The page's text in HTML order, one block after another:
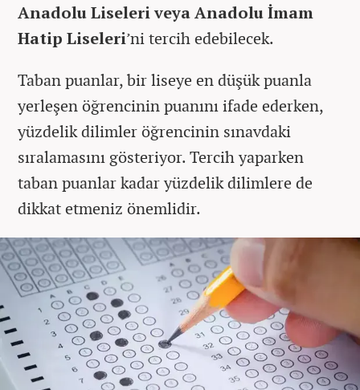
Anadolu Liseleri veya Anadolu İmam
Hatip Liseleri’ni tercih edebilecek.
Taban puanlar, bir liseye en düşük puanla
yerleşen öğrencinin puanını ifade ederken,
yüzdelik dilimler öğrencinin sınavdaki
sıralamasını gösteriyor. Tercih yaparken
taban puanlar kadar yüzdelik dilimlere de
dikkat etmeniz önemlidir.